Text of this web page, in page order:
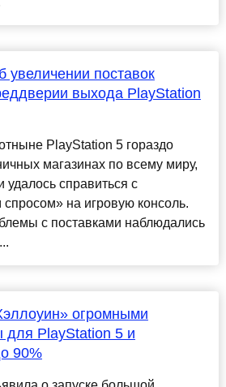
увеличении поставок
выхода PlayStation
PlayStation 5 гораздо
магазинах по всему миру,
удалось справиться с
на игровую консоль.
с поставками наблюдались
огромными
для PlayStation 5 и
90%